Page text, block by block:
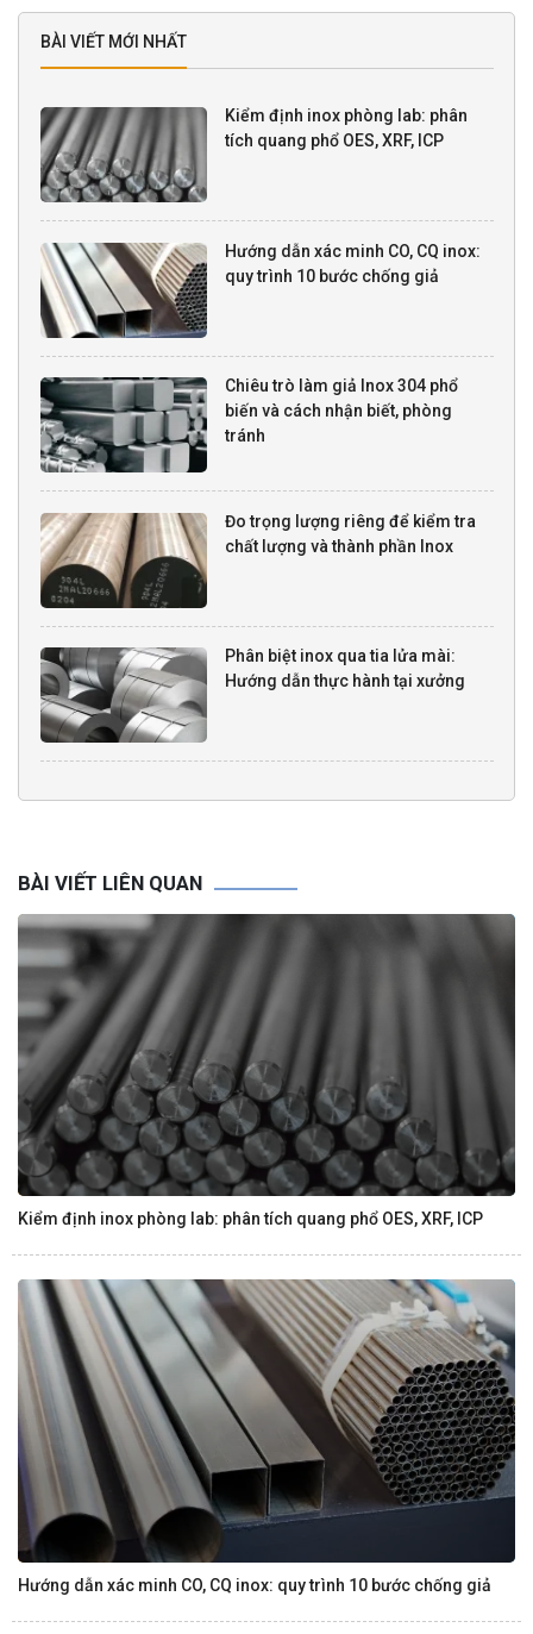
BÀI VIẾT MỚI NHẤT
Kiểm định inox phòng lab: phân
tích quang phổ OES, XRF, ICP
Hướng dẫn xác minh CO, CQ inox:
quy trình 10 bước chống giả
Chiêu trò làm giả Inox 304 phổ
biến và cách nhận biết, phòng
tránh
Đo trọng lượng riêng để kiểm tra
chất lượng và thành phần Inox
Phân biệt inox qua tia lửa mài:
Hướng dẫn thực hành tại xưởng
BÀI VIẾT LIÊN QUAN
Kiểm định inox phòng lab: phân tích quang phổ OES, XRF, ICP
Hướng dẫn xác minh CO, CQ inox: quy trình 10 bước chống giả